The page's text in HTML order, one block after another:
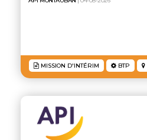
MISSION D'INTÉRIM BTP